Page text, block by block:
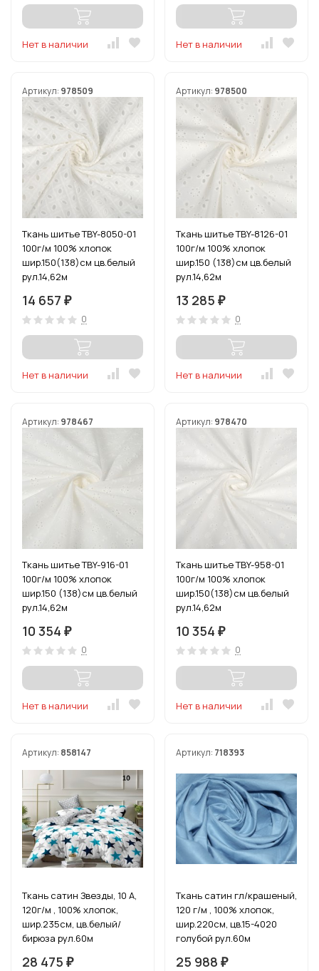
Нет в наличии Нет в наличии
Артикул: 978509
Ткань шитье TBY-8050-01
100г/м 100% хлопок
шир.150(138)см цв.белый
рул.14,62м
14 657 ₽
0
Нет в наличии
Артикул: 978500
Ткань шитье TBY-8126-01
100г/м 100% хлопок
шир.150 (138)см цв.белый
рул.14,62м
13 285 ₽
0
Нет в наличии
Артикул: 978467
Ткань шитье TBY-916-01
100г/м 100% хлопок
шир.150 (138)см цв.белый
рул.14,62м
10 354 ₽
0
Нет в наличии
Артикул: 978470
Ткань шитье TBY-958-01
100г/м 100% хлопок
шир.150(138)см цв.белый
рул.14,62м
10 354 ₽
0
Нет в наличии
Артикул: 858147
Ткань сатин Звезды, 10 А,
120г/м , 100% хлопок,
шир.235см, цв.белый/
бирюза рул.60м
28 475 ₽
Артикул: 718393
Ткань сатин гл/крашеный,
120 г/м , 100% хлопок,
шир.220см, цв.15-4020
голубой рул.60м
25 988 ₽